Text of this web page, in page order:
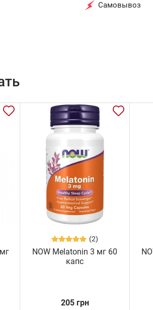
Самовывоз
(2)
NOW Melatonin 3 мг 60
капс
205 грн